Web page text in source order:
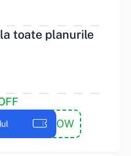
toate planurile
5OFFNOW